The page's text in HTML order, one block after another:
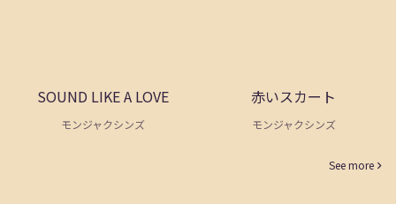
SOUND LIKE A LOVE
モンジャクシンズ
赤いスカート
モンジャクシンズ
See more